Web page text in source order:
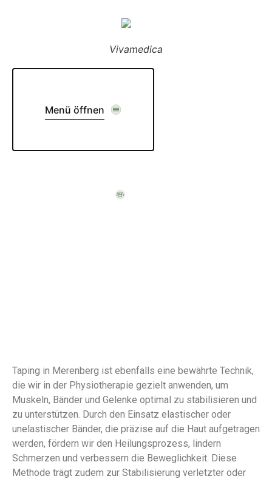
Vivamedica
Menü öffnen
Taping in Merenberg ist ebenfalls eine bewährte Technik,
die wir in der Physiotherapie gezielt anwenden, um
Muskeln, Bänder und Gelenke optimal zu stabilisieren und
zu unterstützen. Durch den Einsatz elastischer oder
unelastischer Bänder, die präzise auf die Haut aufgetragen
werden, fördern wir den Heilungsprozess, lindern
Schmerzen und verbessern die Beweglichkeit. Diese
Methode trägt zudem zur Stabilisierung verletzter oder